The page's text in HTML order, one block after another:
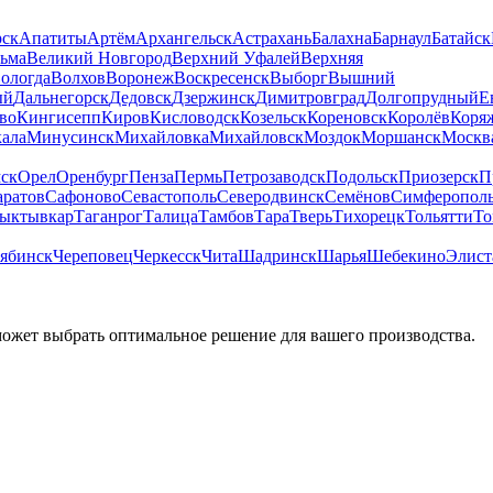
АпатитыАртёмАрхангельскАстраханьБалахнаБарнаулБатайск
Великий НовгородВерхний УфалейВерхняя
ВолховВоронежВоскресенскВыборгВышний
ДальнегорскДедовскДзержинскДимитровградДолгопрудный
КингисеппКировКисловодскКозельскКореновскКоролёв
МинусинскМихайловкаМихайловскМоздокМоршанск
ОрелОренбургПензаПермьПетрозаводскПодольскПриозерск
СафоновоСевастопольСеверодвинскСемёнов
ТаганрогТалицаТамбовТараТверьТихорецкТольятти
ЧереповецЧеркесскЧитаШадринскШарьяШебекино
выбрать оптимальное решение для вашего производства.